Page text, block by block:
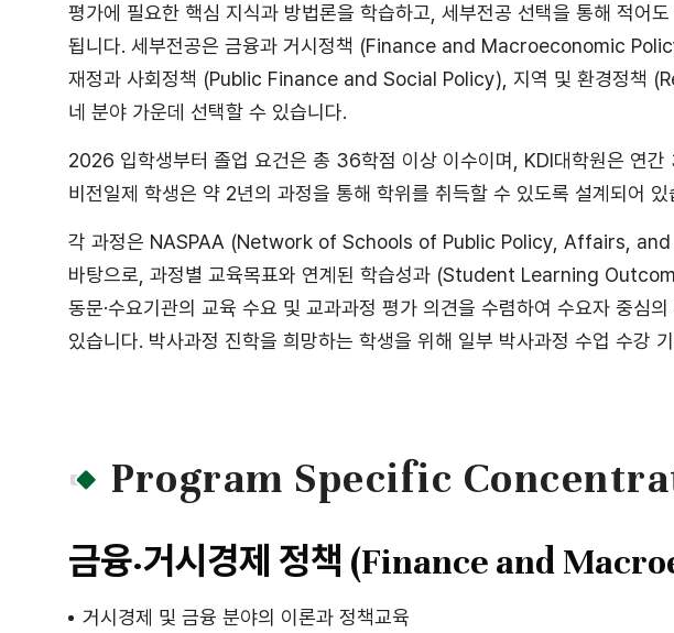
평가에 필요한 핵심 지식과 방법론을 학습하고, 세부전공 선택을 통해 적어
됩니다. 세부전공은 금융과 거시정책 (Finance and Macroeconomic
재정과 사회정책 (Public Finance and Social Policy), 지역 및 환경정책
네 분야 가운데 선택할 수 있습니다.
2026 입학생부터 졸업 요건은 총 36학점 이상 이수이며, KDI대학원은 연간
비전일제 학생은 약 2년의 과정을 통해 학위를 취득할 수 있도록 설계되어 있
각 과정은 NASPAA (Network of Schools of Public Policy, Affairs, and
바탕으로, 과정별 교육목표와 연계된 학습성과 (Student Learning
동문·수요기관의 교육 수요 및 교과과정 평가 의견을 수렴하여 수요자 중심
있습니다. 박사과정 진학을 희망하는 학생을 위해 일부 박사과정 수업 수강
Program Specific
금융·거시경제 정책 (Finance and
거시경제 및 금융 분야의 이론과 정책교육